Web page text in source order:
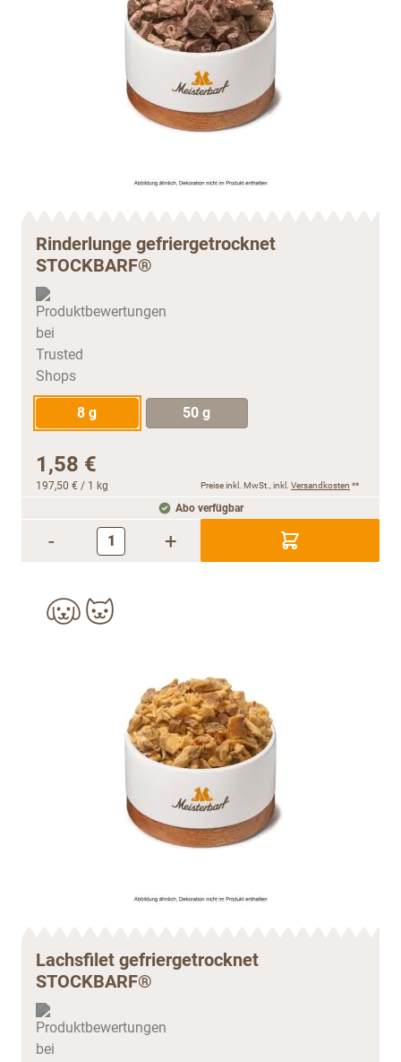
Rinderlunge gefriergetrocknet
STOCKBARF®
8 g 50 g
1,58 €
197,50 € / 1 kg Preise inkl. MwSt., inkl. Versandkosten **
Abo verfügbar
- +
Lachsfilet gefriergetrocknet
STOCKBARF®